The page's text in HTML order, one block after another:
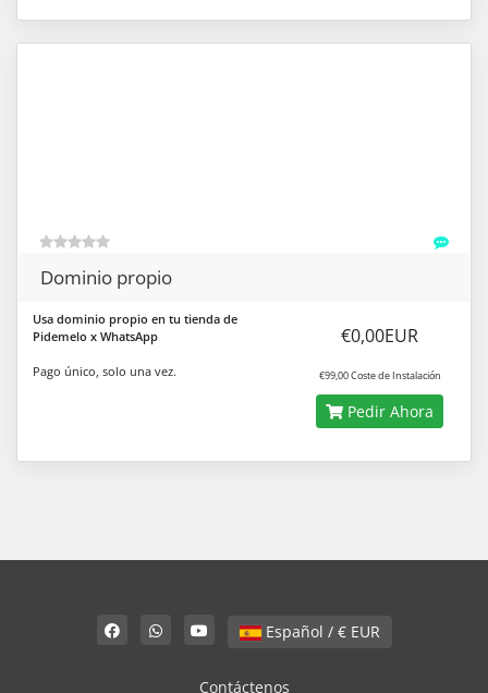
Dominio propio
Usa dominio propio en tu tienda de
Pidemelo x WhatsApp
Pago único, solo una vez.
€0,00EUR
€99,00 Coste de Instalación
Pedir Ahora
Español / € EUR
Contáctenos